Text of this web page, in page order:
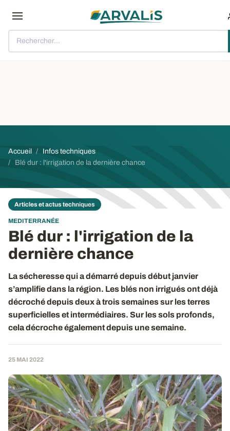
Rechercher...
Fil d'Ariane
Accueil
Infos techniques
Blé dur : l'irrigation de la dernière chance
Articles et actus techniques
MEDITERRANÉE
Blé dur : l'irrigation de la
dernière chance
La sécheresse qui a démarré depuis début janvier
s’amplifie dans la région. Les blés non irrigués ont déjà
décroché depuis deux à trois semaines sur les terres
superficielles et intermédiaires. Sur les sols profonds,
cela décroche également depuis une semaine.
25 MAI 2022